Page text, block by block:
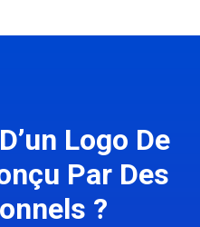
Logo De
Par Des
?